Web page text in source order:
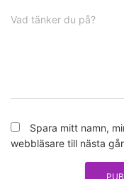
Vad tänker du på?
Spara mitt namn,
webbläsare till nästa